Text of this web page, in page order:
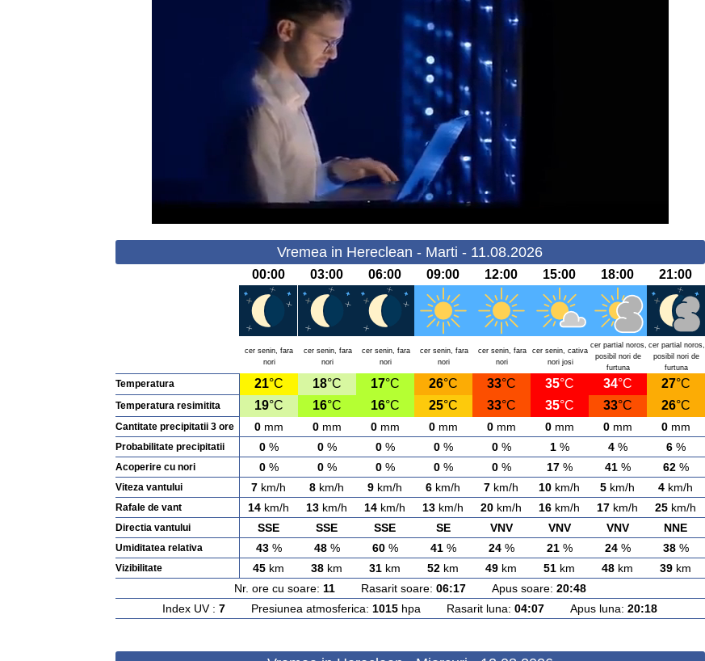
Vremea in Hereclean - Marti - 11.08.2026
00:00 03:00 06:00 09:00 12:00 15:00 18:00 21:00
cer senin, fara
nori
cer senin, fara
nori
cer senin, fara
nori
cer senin, fara
nori
cer senin, fara
nori
cer senin, cativa
nori josi
cer partial noros,
posibil nori de
furtuna
cer partial noros,
posibil nori de
furtuna
Temperatura 21°C 18°C 17°C 26°C 33°C 35°C 34°C 27°C
Temperatura resimitita 19°C 16°C 16°C 25°C 33°C 35°C 33°C 26°C
Cantitate precipitatii 3 ore 0mm 0mm 0mm 0mm 0mm 0mm 0mm 0mm
Probabilitate precipitatii 0% 0% 0% 0% 0% 1% 4% 6%
Acoperire cu nori 0% 0% 0% 0% 0% 17% 41% 62%
Viteza vantului 7 km/h 8 km/h 9 km/h 6 km/h 7 km/h 10 km/h 5 km/h 4 km/h
Rafale de vant 14 km/h 13 km/h 14 km/h 13 km/h 20 km/h 16 km/h 17 km/h 25 km/h
Directia vantului SSE SSE SSE SE VNV VNV VNV NNE
Umiditatea relativa 43% 48% 60% 41% 24% 21% 24% 38%
Vizibilitate 45 km 38 km 31 km 52 km 49 km 51 km 48 km 39 km
Nr. ore cu soare: 11Rasarit soare: 06:17Apus soare: 20:48
Index UV : 7 Presiunea atmosferica: 1015 hpa Rasarit luna: 04:07 Apus luna: 20:18